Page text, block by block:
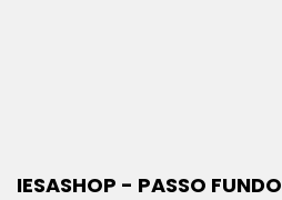
IESASHOP - PASSO FUNDO